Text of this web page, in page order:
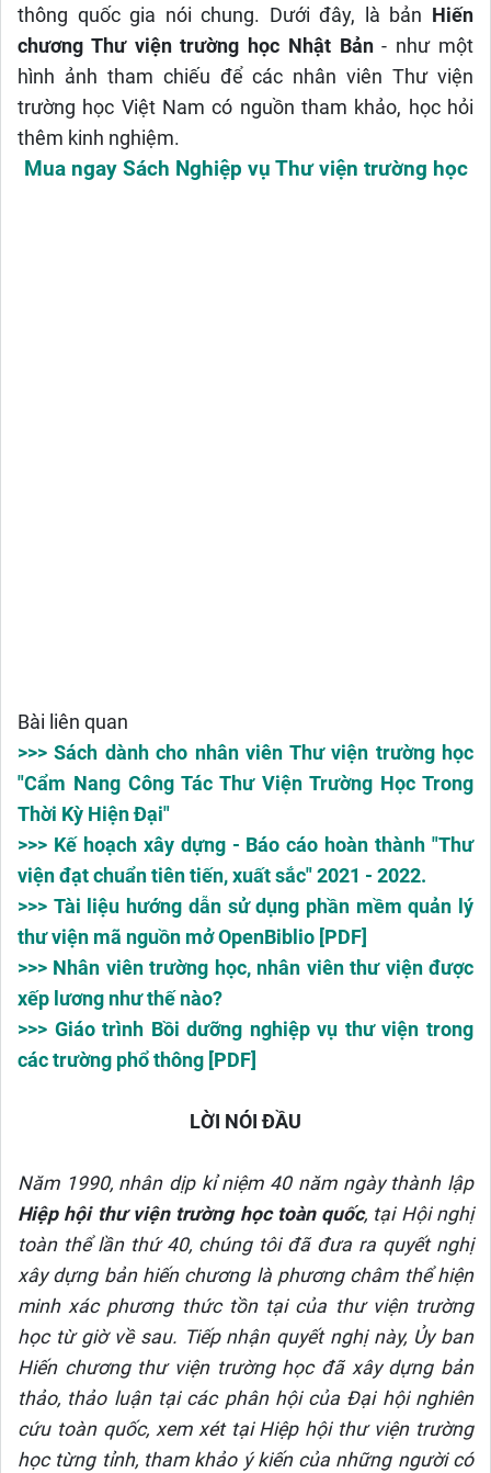
thông quốc gia nói chung. Dưới đây, là bản Hiến
chương Thư viện trường học Nhật Bản- như một
hình ảnh tham chiếu để các nhân viên Thư viện
trường học Việt Nam có nguồn tham khảo, học hỏi
thêm kinh nghiệm.
Mua ngay Sách Nghiệp vụ Thư viện trường học
Bài liên quan
>>> Sách dành cho nhân viên Thư viện trường học
"Cẩm Nang Công Tác Thư Viện Trường Học Trong
Thời Kỳ Hiện Đại"
>>> Kế hoạch xây dựng - Báo cáo hoàn thành "Thư
viện đạt chuẩn tiên tiến, xuất sắc" 2021 - 2022.
>>> Tài liệu hướng dẫn sử dụng phần mềm quản lý
thư viện mã nguồn mở OpenBiblio [PDF]
>>> Nhân viên trường học, nhân viên thư viện được
xếp lương như thế nào?
>>> Giáo trình Bồi dưỡng nghiệp vụ thư viện trong
các trường phổ thông [PDF]
LỜI NÓI ĐẦU
Năm 1990, nhân dịp kỉ niệm 40 năm ngày thành lập
Hiệp hội thư viện trường học toàn quốc, tại Hội nghị
toàn thể lần thứ 40, chúng tôi đã đưa ra quyết nghị
xây dựng bản hiến chương là phương châm thể hiện
minh xác phương thức tồn tại của thư viện trường
học từ giờ về sau. Tiếp nhận quyết nghị này, Ủy ban
Hiến chương thư viện trường học đã xây dựng bản
thảo, thảo luận tại các phân hội của Đại hội nghiên
cứu toàn quốc, xem xét tại Hiệp hội thư viện trường
học từng tỉnh, tham khảo ý kiến của những người có